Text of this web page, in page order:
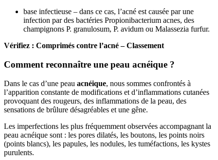
base infectieuse – dans ce cas, l’acné est causée par une
infection par des bactéries Propionibacterium acnes, des
champignons P. granulosum, P. avidum ou Malassezia furfur.
Vérifiez : Comprimés contre l’acné – Classement
Comment reconnaître une peau acnéique ?
Dans le cas d’une peau acnéique, nous sommes confrontés à
l’apparition constante de modifications et d’inflammations cutanées
provoquant des rougeurs, des inflammations de la peau, des
sensations de brûlure désagréables et une gêne.
Les imperfections les plus fréquemment observées accompagnant la
peau acnéique sont : les pores dilatés, les boutons, les points noirs
(points blancs), les papules, les nodules, les tuméfactions, les kystes
purulents.